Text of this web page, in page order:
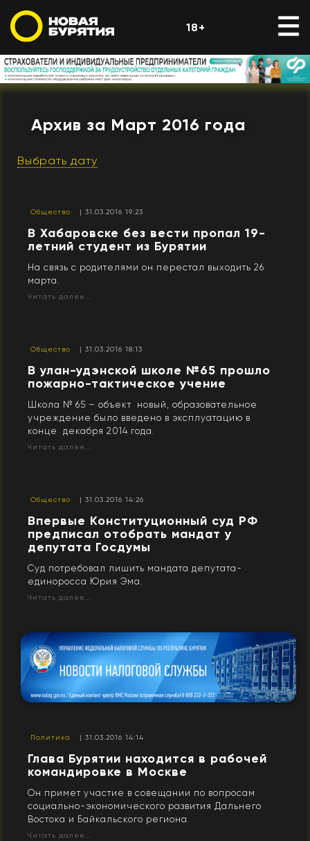
18+
Архив за Март 2016 года
Выбрать дату
Общество | 31.03.2016 19:23
В Хабаровске без вести пропал 19-
летний студент из Бурятии
На связь с родителями он перестал выходить 26
марта.
Читать далее...
Общество | 31.03.2016 18:13
В улан-удэнской школе №65 прошло
пожарно-тактическое учение
Школа № 65 – объект новый, образовательное
учреждение было введено в эксплуатацию в
конце декабря 2014 года.
Читать далее...
Общество | 31.03.2016 14:26
Впервые Конституционный суд РФ
предписал отобрать мандат у
депутата Госдумы
Суд потребовал лишить мандата депутата-
единоросса Юрия Эма.
Читать далее...
Политика | 31.03.2016 14:14
Глава Бурятии находится в рабочей
командировке в Москве
Он примет участие в совещании по вопросам
социально-экономического развития Дальнего
Востока и Байкальского региона.
Читать далее...